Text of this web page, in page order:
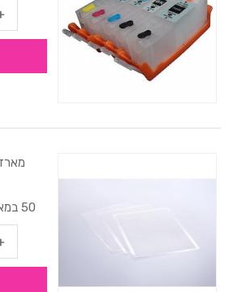
50 במארז